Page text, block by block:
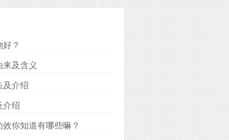
好？
来及含义
及介绍
介绍
你知道有哪些嘛？